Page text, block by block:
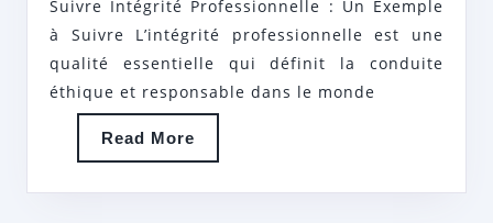
Suivre Intégrité Professionnelle : Un Exemple
à Suivre L’intégrité professionnelle est une
qualité essentielle qui définit la conduite
éthique et responsable dans le monde
Read More
More